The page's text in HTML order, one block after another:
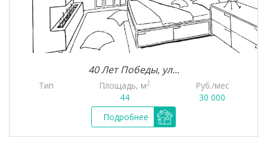
40 Лет Победы, ул...
Тип Площадь, м2
44
Руб./мес
30 000
Подробнее